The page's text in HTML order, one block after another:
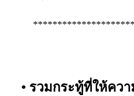
• รวมกระทู้ที่ให้คว